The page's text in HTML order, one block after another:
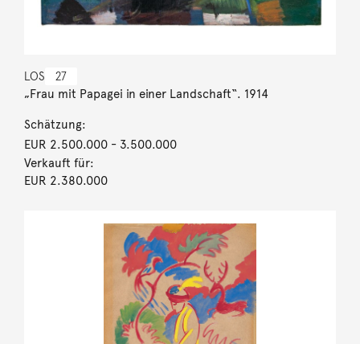
LOS 27
„Frau mit Papagei in einer Landschaft“. 1914
Schätzung:
EUR 2.500.000- 3.500.000
Verkauft für:
EUR 2.380.000